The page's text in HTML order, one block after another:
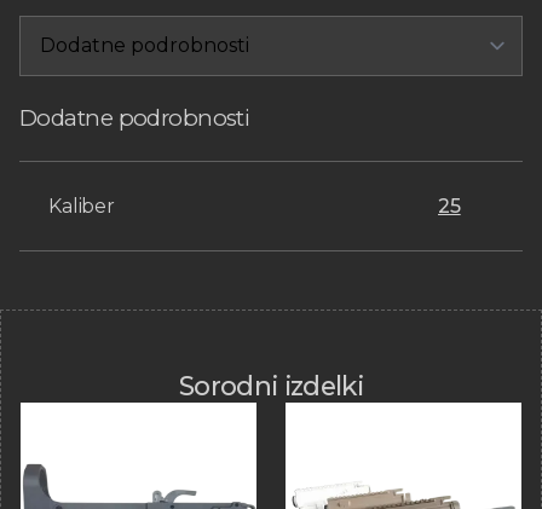
Dodatne podrobnosti
Kaliber 25
Sorodni izdelki